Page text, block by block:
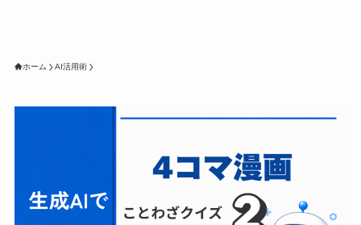
ホーム AI活用術